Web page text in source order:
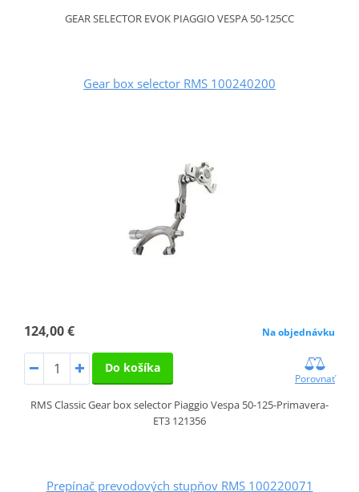
GEAR SELECTOR EVOK PIAGGIO VESPA 50-125CC
Gear box selector RMS 100240200
124,00 € Na objednávku
Do košíka
Porovnať
RMS Classic Gear box selector Piaggio Vespa 50-125-Primavera-
ET3 121356
Prepínač prevodových stupňov RMS 100220071